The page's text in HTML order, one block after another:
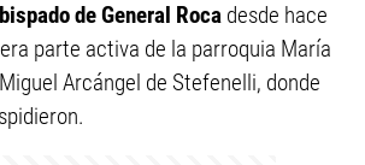
de General Roca desde hace
parte activa de la parroquia María
Arcángel de Stefenelli, donde